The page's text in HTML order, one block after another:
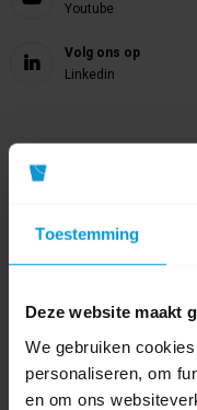
Toestemming
Deze website maakt
We gebruiken
personaliseren, om
en om ons
Youtube
Volg ons op
Linkedin
Onze nieuwsbrief
Subscribe